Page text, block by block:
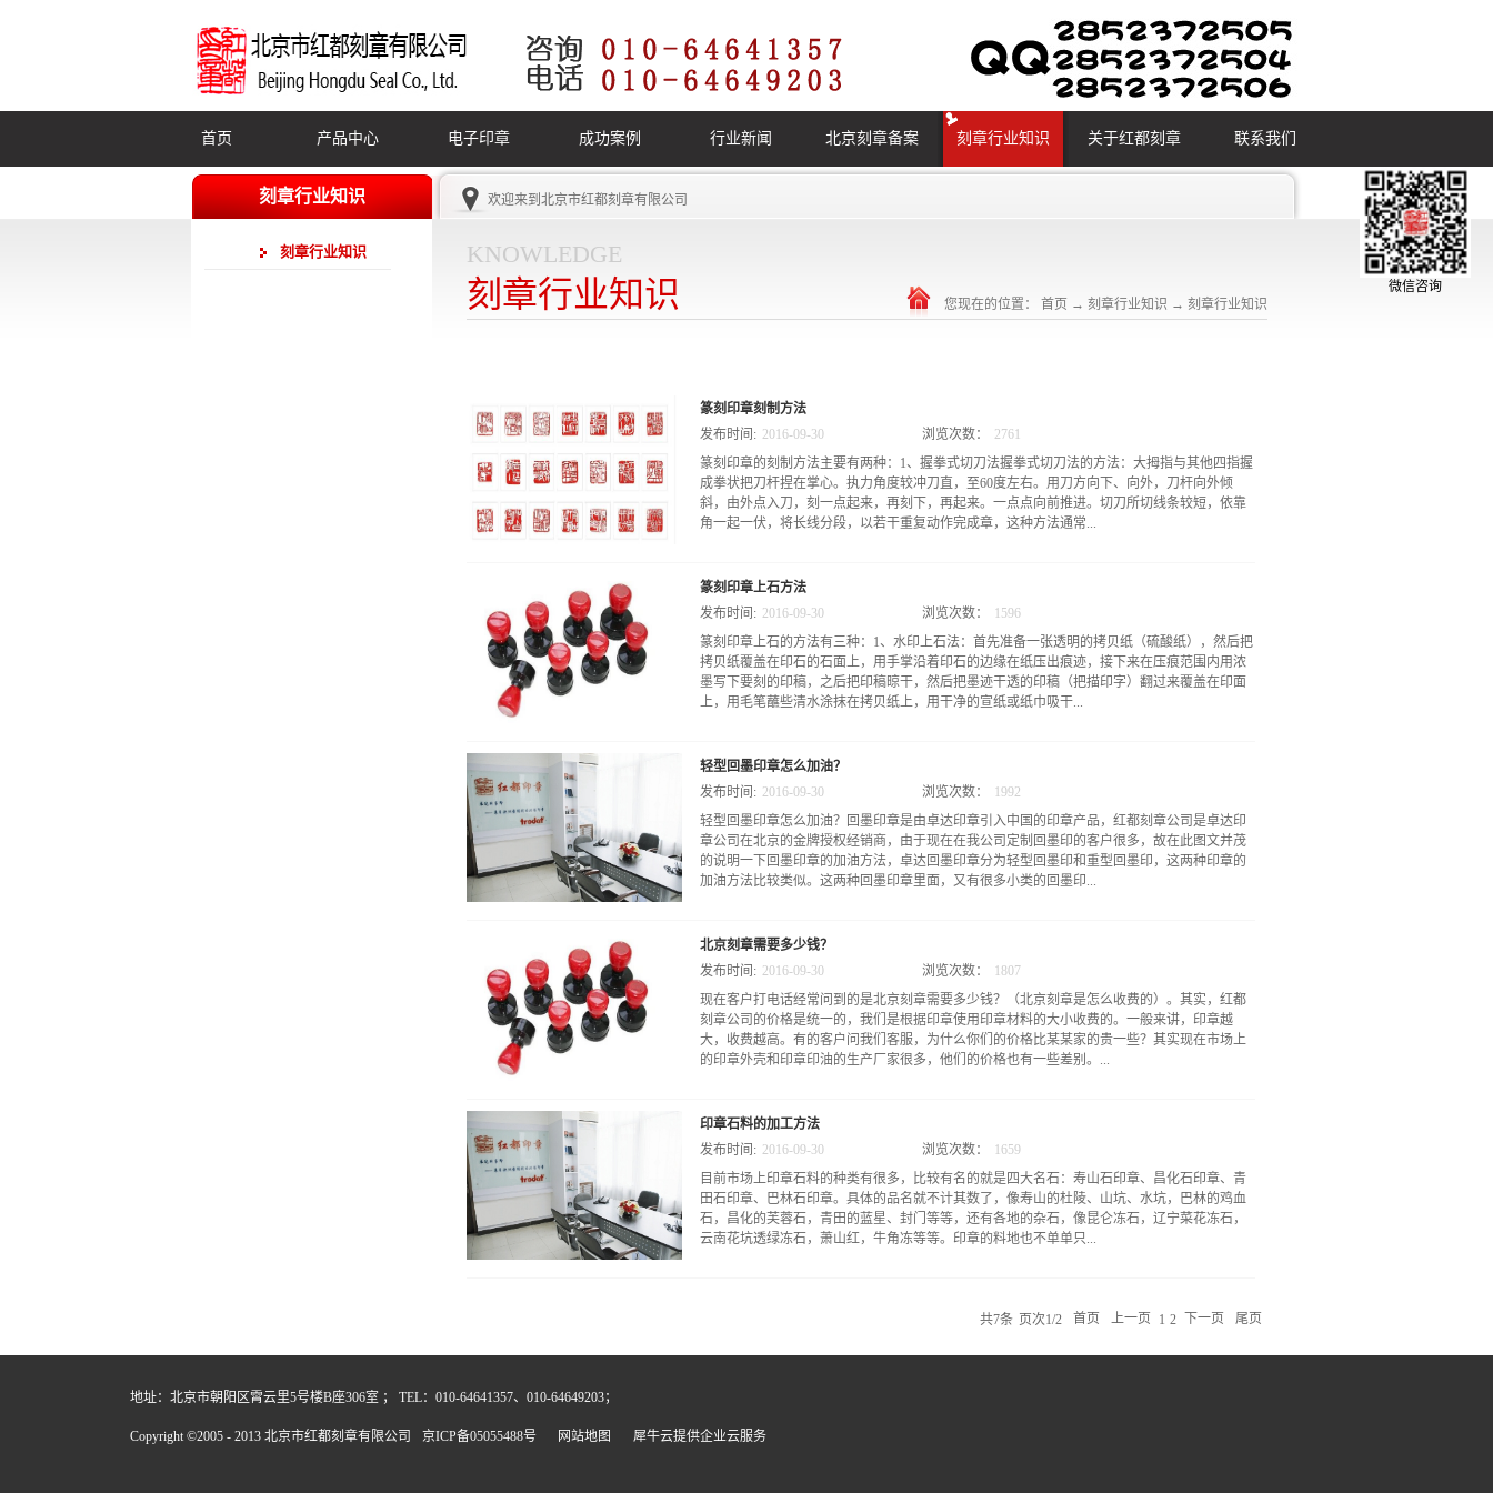
首页 产品中心 电子印章 成功案例 行业新闻 北京刻章备案 刻章行业知识 关于红都刻章 联系我们
刻章行业知识
刻章行业知识
欢迎来到 北京市红都刻章有限公司
knowledge
刻章行业知识
您现在的位置： 首页 → 刻章行业知识 → 刻章行业知识
篆刻印章刻制方法
篆刻印章的刻制方法主要有两种：1、握拳式切刀法握拳式切刀法的方法：大拇指与其他四指握
成拳状把刀杆捏在掌心。执力角度较冲刀直，至60度左右。用刀方向下、向外，刀杆向外倾
斜，由外点入刀，刻一点起来，再刻下，再起来。一点点向前推进。切刀所切线条较短，依靠
角一起一伏，将长线分段，以若干重复动作完成章，这种方法通常...
用来刻巨型印章或质地坚硬石料。2、执笔式冲刀法执笔式冲刀的方法：中指要顶住刻刀的侧面
离刀约1厘米处。食指和拇指指捏住刀杆，小指之后，角度约45度，以刀角须要刻之线条推刀向
前，并用无明指紧抵石章边缘，以控制进速度，冲角度较小约30度左右。刀尖入印章的外侧边
缘向前冲。运刀的方式是由右侧向左侧。石料可以不停的转动方向。这种方法篆刻印章也是常
用的刀法。­现代的印章篆刻多采用冲刀法，对偶尔坚硬的印石也会采用冲切结合的篆刻方法。
下图为冲刀法刻制白文印“印”字。
发布时间: 2016-09-30 浏览次数： 2761
篆刻印章上石方法
篆刻印章上石的方法有三种：1、水印上石法：首先准备一张透明的拷贝纸（硫酸纸），然后把
拷贝纸覆盖在印石的石面上，用手掌沿着印石的边缘在纸压出痕迹，接下来在压痕范围内用浓
墨写下要刻的印稿，之后把印稿晾干，然后把墨迹干透的印稿（把描印字）翻过来覆盖在印面
上，用毛笔蘸些清水涂抹在拷贝纸上，用干净的宣纸或纸巾吸干...
多余的水分，之后在印稿上覆盖上一张宣纸，用指甲盖儿在在毛边纸上轻轻的用力均匀的刮几
遍，完毕后把宣纸和拷贝纸取下来就可以了。这样就把字印在石上了。拓上后如果有不清楚的
地方再用毛笔均匀的描一下。初学篆刻时基本上都用水印上石法写印稿。2、反写法：将印稿写
在透明度较拷贝纸上，然后把拷贝纸翻转过来用印石压着，上面放一个镜子，依照反写的印稿
在印石上用毛笔描摹一遍，力求写得于原稿接近，然后对着镜子比较印稿，对不足之处作适当
的修改。这种方法也是现在篆刻家一直沿用的篆刻方法，他们可以在印石上直接书写反字，经
过适当的调整，就可以直接刻制印章了。3、直刻法：这种方法是直接的一种方法，不用在印章
发布时间: 2016-09-30 浏览次数： 1596
轻型回墨印章怎么加油？
轻型回墨印章怎么加油？回墨印章是由卓达印章引入中国的印章产品，红都刻章公司是卓达印
章公司在北京的金牌授权经销商，由于现在在我公司定制回墨印的客户很多，故在此图文并茂
的说明一下回墨印章的加油方法，卓达回墨印章分为轻型回墨印和重型回墨印，这两种印章的
加油方法比较类似。这两种回墨印章里面，又有很多小类的回墨印...
章，但是加油方法大体一致。现在红都刻章就为您介绍一下这两种印章的加油方法。轻型回墨
印章加油方法：轻型回墨印章加油很方便，印章内有单独的印台，拆下印台直接加印油就可以
了。方法如下：步、锁定印章。将印章下压4mm左右，锁定两旁的锁定扣。 第二步、按下正面
的印台退出键，印台即弹出。如下图：第三步、往印台内加印油。加印油时注意，加油应均
匀，每一次加油不应太多，否则，盖印印迹就太重。如下图：第四步、加好印油后，将印台安
装到印章上即可使用。印台的面朝下。以上四步简单方便，等印油完全渗透印台表面，把印台
装入印章中即可使用。注意：轻型回墨印章印油属于无铅水性印章，请您在添加印油前，咨询
发布时间: 2016-09-30 浏览次数： 1992
北京刻章需要多少钱？
现在客户打电话经常问到的是北京刻章需要多少钱？（北京刻章是怎么收费的）。其实，红都
刻章公司的价格是统一的，我们是根据印章使用印章材料的大小收费的。一般来讲，印章越
大，收费越高。有的客户问我们客服，为什么你们的价格比某某家的贵一些？其实现在市场上
的印章外壳和印章印油的生产厂家很多，他们的价格也有一些差别。...
单纯一种光敏印章添加印油的品牌就有10几种。红都刻章为了保证客户印章的清晰度，我们选
用的都是直接进口的，没有勾兑过的光敏印章油，这样我们的成本就会比有的同行高一些。而
且，红都刻章在北京四环内一般都是采用送货的方式配送印章，这样能够时间倾听客户的反
映，人工也使我们的成本高一些。包括红都刻章的办公地点的选择，比一些同行的在家办公的
租金成本有所增加。我们这一点点的优势，会终使我们的印章产品比一些同行业的价格高出一
点，但这也是本着对客户负责的态度。所以，您选择了红都刻章，我们会成为您公司印章的优
质供应商。
发布时间: 2016-09-30 浏览次数： 1807
印章石料的加工方法
目前市场上印章石料的种类有很多，比较有名的就是四大名石：寿山石印章、昌化石印章、青
田石印章、巴林石印章。具体的品名就不计其数了，像寿山的杜陵、山坑、水坑，巴林的鸡血
石，昌化的芙蓉石，青田的蓝星、封门等等，还有各地的杂石，像昆仑冻石，辽宁菜花冻石，
云南花坑透绿冻石，萧山红，牛角冻等等。印章的料地也不单单只...
（海象牙）或者硬骨类的，还有砗磲贝、黄铜、塑料、胶皮等等等等。总之，一切可以用手工
手工刻制印章及机器刻制印章。手工刻制：顾名思义，现在手工刻制石料已经成为我国的非物
于效率较低。手工刻章师傅一天大概刻制印石五方左右。但随着客户需求的不断提高，红都刻
发布时间: 2016-09-30 浏览次数： 1659
共7条 页次1/2 首页 上一页 1 2 下一页 尾页
地址：北京市朝阳区霄云里5号楼B座306室 ； TEL：010-64641357、010-64649203；
Copyright ©2005 - 2013 北京市红都刻章有限公司 京ICP备05055488号 网站地图 犀牛云提供企业云服务
微信咨询